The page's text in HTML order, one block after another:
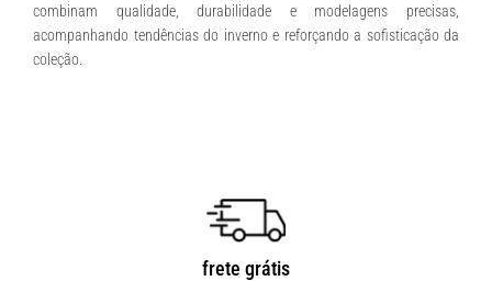
combinam qualidade, durabilidade e modelagens precisas,
acompanhando tendências do inverno e reforçando a sofisticação da
coleção.
frete grátis